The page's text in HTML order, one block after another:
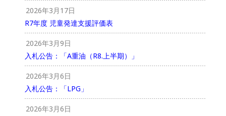
2026年3月17日
R7年度 児童発達支援評価表
2026年3月9日
入札公告：「A重油（R8.上半期）」
2026年3月6日
入札公告：「LPG」
2026年3月6日